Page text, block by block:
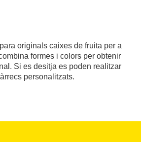
originals caixes de fruita per a
formes i colors per obtenir
Si es desitja es poden realitzar
personalitzats.